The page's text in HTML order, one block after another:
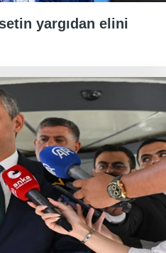
yargıdan elini